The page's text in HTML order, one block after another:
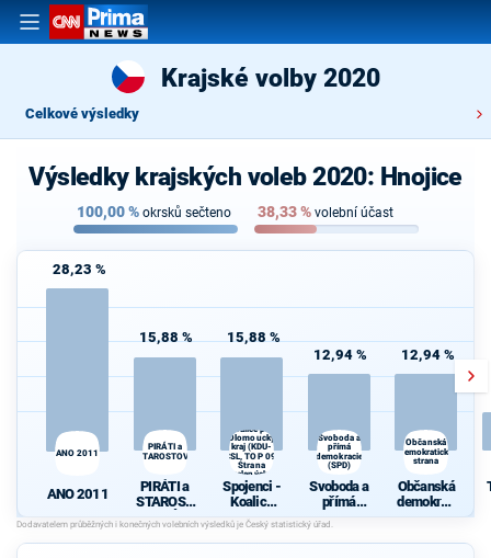
Krajské volby 2020
Celkové výsledky
Výsledky krajských voleb 2020: Hnojice
100,00% okrsků sečteno 38,33% volební účast
28,23 %
ANO 2011
ANO 2011
15,88 %
PIRÁTI a
STAROSTOVÉ
PIRÁTI a
STAROST
OVÉ
15,88 %
Koalice pro
Olomoucký
kraj (KDU-
ČSL, TOP 09,
Strana
zelených,
ProOlomouc)
Spojenci -
Koalice
pro
Olomouck
ý kraj
12,94 %
Svoboda a
přímá
demokracie
(SPD)
Svoboda a
přímá
demokraci
e (SPD)
12,94 %
Občanská
demokratická
strana
Občanská
demokrati
cká strana